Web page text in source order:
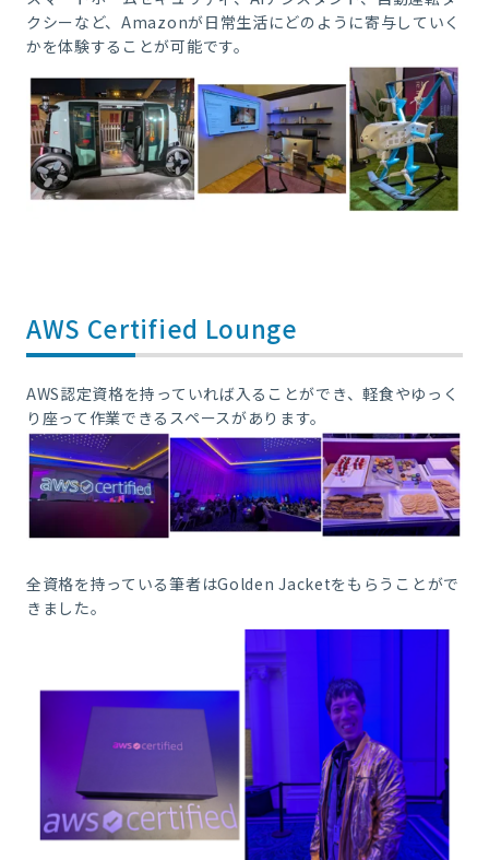
クシーなど、Amazonが日常生活にどのように寄与していく
かを体験することが可能です。
AWS Certified Lounge
AWS認定資格を持っていれば入ることができ、軽食やゆっく
り座って作業できるスペースがあります。
全資格を持っている筆者はGolden Jacketをもらうことがで
きました。